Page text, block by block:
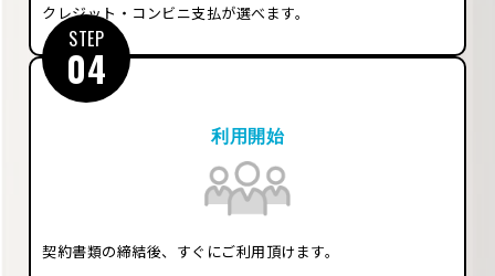
クレジット・コンビニ支払が選べます。
STEP
04
利用開始
契約書類の締結後、すぐにご利用頂けます。